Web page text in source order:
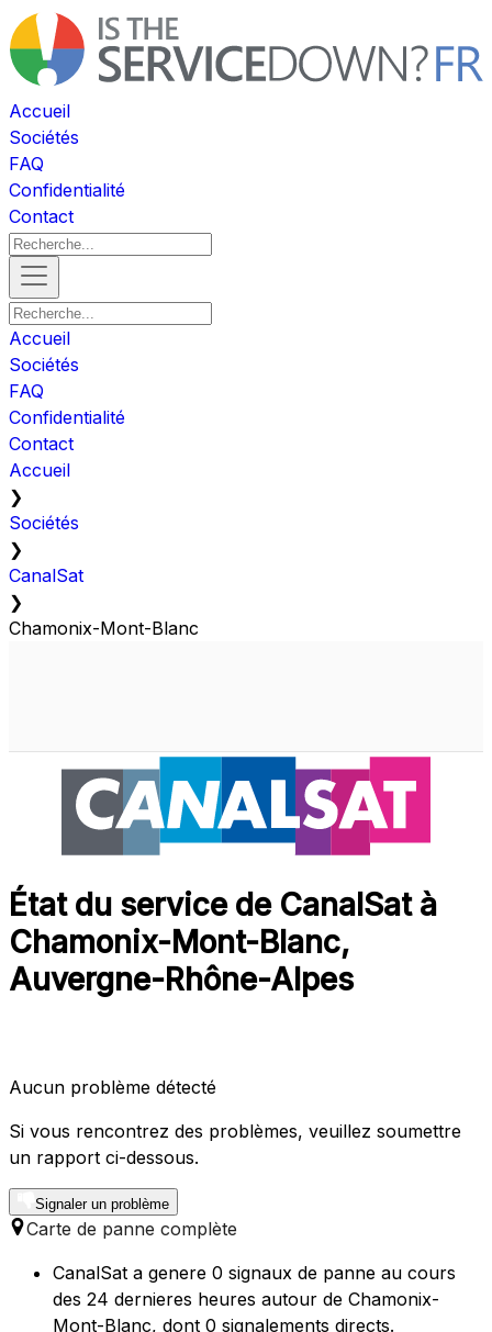
Accueil
Sociétés
FAQ
Confidentialité
Contact
Accueil
Sociétés
FAQ
Confidentialité
Contact
Accueil
❯
Sociétés
❯
CanalSat
❯
Chamonix-Mont-Blanc
État du service de CanalSat à
Chamonix-Mont-Blanc,
Auvergne-Rhône-Alpes
Aucun problème détecté
Si vous rencontrez des problèmes, veuillez soumettre
un rapport ci-dessous.
Signaler un problème
Carte de panne complète
CanalSat a genere 0 signaux de panne au cours
des 24 dernieres heures autour de Chamonix-
Mont-Blanc, dont 0 signalements directs.